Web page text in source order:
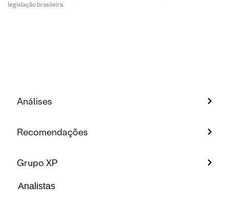
legislação brasileira.
Análises
Recomendações
Grupo XP
Analistas